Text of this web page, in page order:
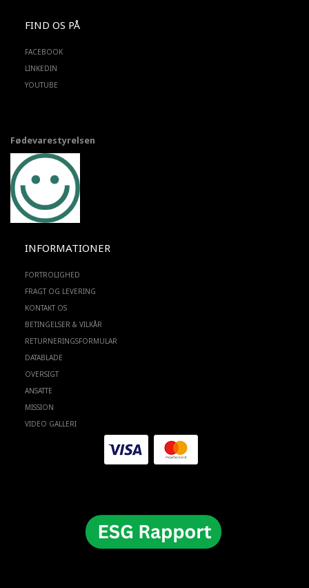
FIND OS PÅ
FACEBOOK
LINKEDIN
YOUTUBE
Fødevarestyrelsen
INFORMATIONER
FORTROLIGHED
FRAGT OG LEVERING
KONTAKT OS
BETINGELSER & VILKÅR
RETURNERINGSFORMULAR
DATABLADE
OVERSIGT
ANSATTE
MISSION
VIDEO GALLERI